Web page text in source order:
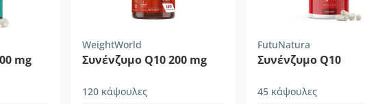
mg
WeightWorld
Συνένζυμο Q10 200 mg
120 κάψουλες
FutuNatura
Συνένζυμο Q10
45 κάψουλες